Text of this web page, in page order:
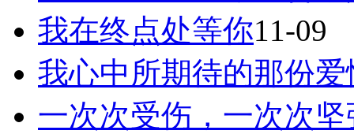
我在终点处等你11-09
我心中所期待的那份爱
一次次受伤，一次次坚